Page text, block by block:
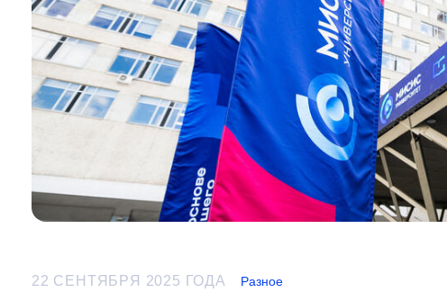
22 СЕНТЯБРЯ 2025 ГОДА Разное